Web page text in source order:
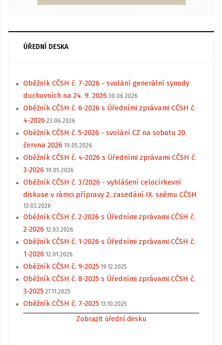
ÚŘEDNÍ DESKA
Oběžník CČSH č. 7-2026 - svolání generální synody
duchovních na 24. 9. 2026 30.06.2026
Oběžník CČSH č. 6-2026 s Úředními zprávami CČSH č.
4-2026 23.06.2026
Oběžník CČSH č. 5-2026 - svolání CZ na sobotu 20.
června 2026 19.05.2026
Oběžník CČSH č. 4-2026 s Úředními zprávami CČSH č.
3-2026 19.05.2026
Oběžník CČSH č. 3/2026 - vyhlášení celocírkevní
diskuse v rámci přípravy 2. zasedání IX. sněmu CČSH
13.03.2026
Oběžník CČSH č. 2-2026 s Úředními zprávami CČSH č.
2-2026 12.03.2026
Oběžník CČSH č. 1-2026 s Úředními zprávami CČSH č.
1-2026 12.01.2026
Oběžník CČSH č. 9-2025 19.12.2025
Oběžník CČSH č. 8-2025 s Úředními zprávami CČSH č.
3-2025 27.11.2025
Oběžník CČSH č. 7-2025 13.10.2025
Zobrazit úřední desku